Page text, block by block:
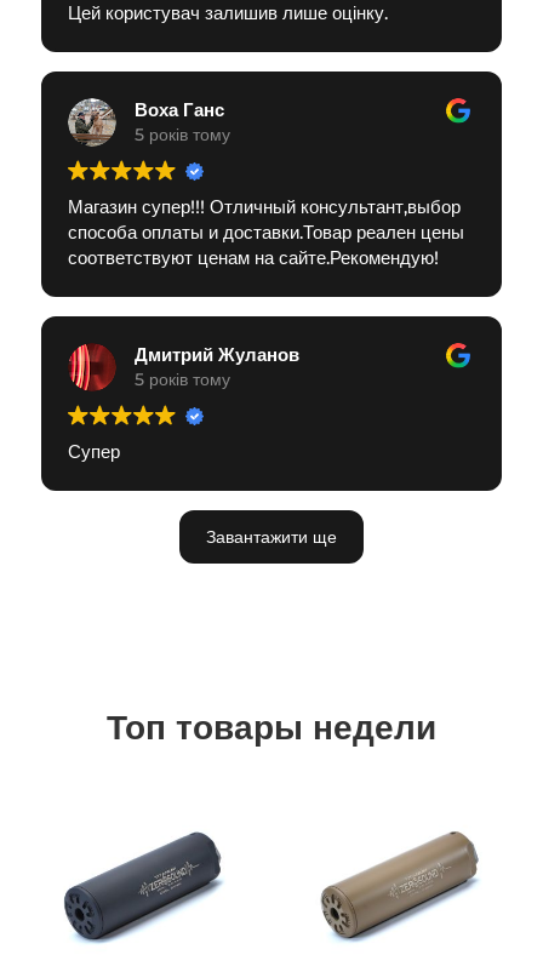
Цей користувач залишив лише оцінку.
Воха Ганс
5 років тому
Магазин супер!!! Отличный консультант,выбор
способа оплаты и доставки.Товар реален цены
соответствуют ценам на сайте.Рекомендую!
Дмитрий Жуланов
5 років тому
Супер
Завантажити ще
Топ товары недели